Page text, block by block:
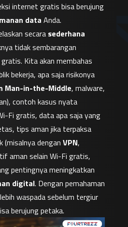
internet gratis bisa berujung
data Anda.
secara sederhana
tidak sembarangan
Kita akan membahas
bekerja, apa saja risikonya
Man-in-the-Middle, malware,
contoh kasus nyata
Fi gratis, data apa saja yang
tips aman jika terpaksa
(misalnya dengan VPN,
aman selain Wi-Fi gratis,
digital. Dengan pemahaman
waspada sebelum tergiur
berujung petaka.